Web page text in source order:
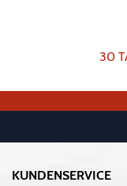
30
KUNDENSERVICE